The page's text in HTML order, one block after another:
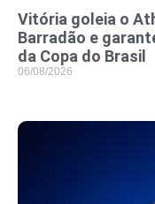
Vitória goleia o
Barradão e
da Copa do Brasil
06/08/2026